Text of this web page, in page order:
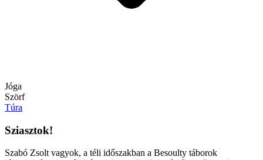
Jóga
Szörf
Túra
Sziasztok!
Szabó Zsolt vagyok, a téli időszakban a Besoulty táborok